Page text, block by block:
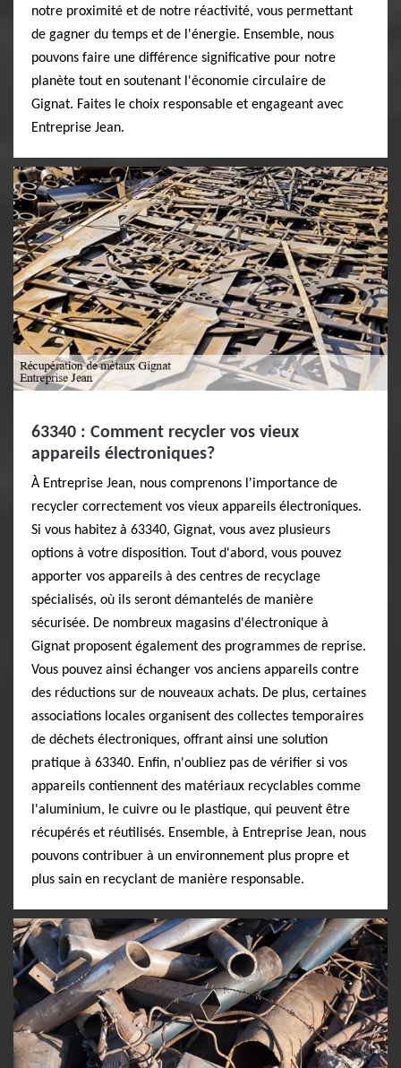
notre proximité et de notre réactivité, vous permettant
de gagner du temps et de l'énergie. Ensemble, nous
pouvons faire une différence significative pour notre
planète tout en soutenant l'économie circulaire de
Gignat. Faites le choix responsable et engageant avec
Entreprise Jean.
63340 : Comment recycler vos vieux
appareils électroniques?
À Entreprise Jean, nous comprenons l'importance de
recycler correctement vos vieux appareils électroniques.
Si vous habitez à 63340, Gignat, vous avez plusieurs
options à votre disposition. Tout d'abord, vous pouvez
apporter vos appareils à des centres de recyclage
spécialisés, où ils seront démantelés de manière
sécurisée. De nombreux magasins d'électronique à
Gignat proposent également des programmes de reprise.
Vous pouvez ainsi échanger vos anciens appareils contre
des réductions sur de nouveaux achats. De plus, certaines
associations locales organisent des collectes temporaires
de déchets électroniques, offrant ainsi une solution
pratique à 63340. Enfin, n'oubliez pas de vérifier si vos
appareils contiennent des matériaux recyclables comme
l'aluminium, le cuivre ou le plastique, qui peuvent être
récupérés et réutilisés. Ensemble, à Entreprise Jean, nous
pouvons contribuer à un environnement plus propre et
plus sain en recyclant de manière responsable.